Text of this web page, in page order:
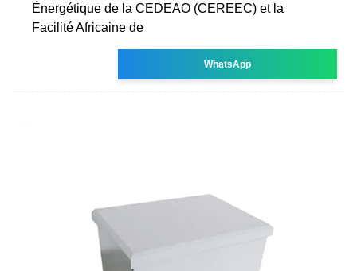
Énergétique de la CEDEAO (CEREEC) et la
Facilité Africaine de
WhatsApp